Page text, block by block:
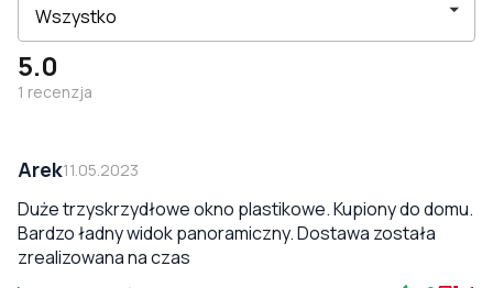
5.0
1 recenzja
Arek11.05.2023
Duże trzyskrzydłowe okno plastikowe. Kupiony do domu.
Bardzo ładny widok panoramiczny. Dostawa została
zrealizowana na czas